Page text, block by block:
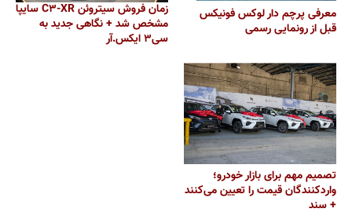
معرفی پرچم دار لوکس فونیکس
قبل از رونمایی رسمی
زمان فروش سیتروئن C۳-XR سایپا
مشخص شد + نگاهی جدید به
سی۳ ایکس.آر
تصمیم مهم برای بازار خودرو؛
واردکنندگان قیمت را تعیین می‌کنند
+ سند